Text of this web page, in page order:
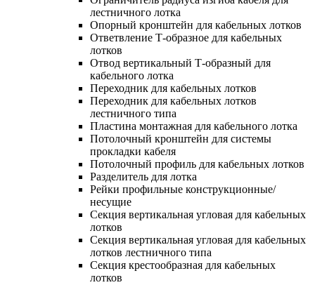
лестничного лотка
Опорный кронштейн для кабельных лотков
Ответвление Т-образное для кабельных
лотков
Отвод вертикальный Т-образный для
кабельного лотка
Переходник для кабельных лотков
Переходник для кабельных лотков
лестничного типа
Пластина монтажная для кабельного лотка
Потолочный кронштейн для системы
прокладки кабеля
Потолочный профиль для кабельных лотков
Разделитель для лотка
Рейки профильные конструкционные/
несущие
Секция вертикальная угловая для кабельных
лотков
Секция вертикальная угловая для кабельных
лотков лестничного типа
Секция крестообразная для кабельных
лотков